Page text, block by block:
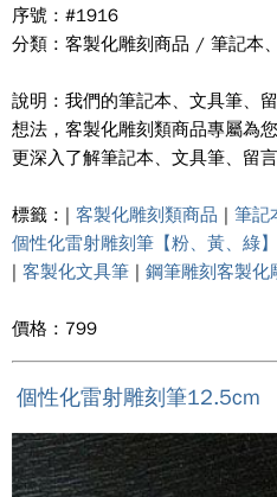
序號 : #1916
分類 : 客製化雕刻商品 / 筆記本
說明 : 我們的筆記本、文具筆、
想法，客製化雕刻類商品專屬為
更深入了解筆記本、文具筆、留言
標籤 : | 客製化雕刻類商品 | 筆記
個性化雷射雕刻筆【粉、黃、綠
| 客製化文具筆 | 鋼筆雕刻客製化
價格 : 799
個性化雷射雕刻筆12.5cm